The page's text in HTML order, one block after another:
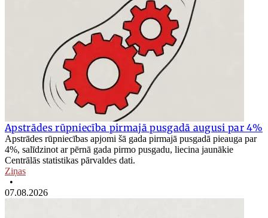
Apstrādes rūpniecība pirmajā pusgadā augusi par 4%
Apstrādes rūpniecības apjomi šā gada pirmajā pusgadā pieauga par
4%, salīdzinot ar pērnā gada pirmo pusgadu, liecina jaunākie
Centrālās statistikas pārvaldes dati.
Ziņas
•
07.08.2026